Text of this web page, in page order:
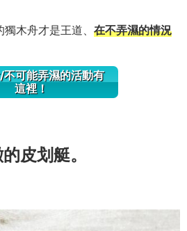
木舟才是王道、 在不弄濕的情況
不可能弄濕的活動有
這裡！
皮划艇。